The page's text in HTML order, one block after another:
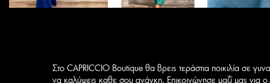
Στο CAPRICCIO Boutique θα βρεις τεράστια ποικιλία σε
να καλύψεις καθε σου ανάγκη. Επικοινώνησε μαζί μας για